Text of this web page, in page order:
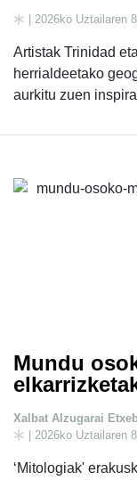
| 2026ko Uztailaren
Artistak Trinidad
herrialdeetako
aurkitu zuen
Mundu
Xalbat Alzugarai
| 2026ko Uztailaren
‘Mitologiak'